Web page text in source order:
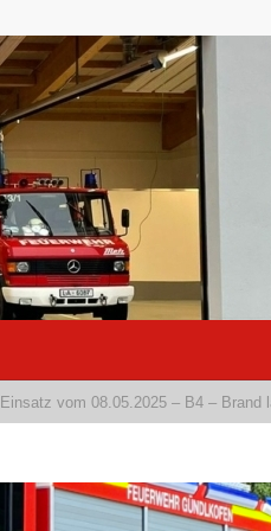
Einsatz vom 08.05.2025 – B4 – Brand